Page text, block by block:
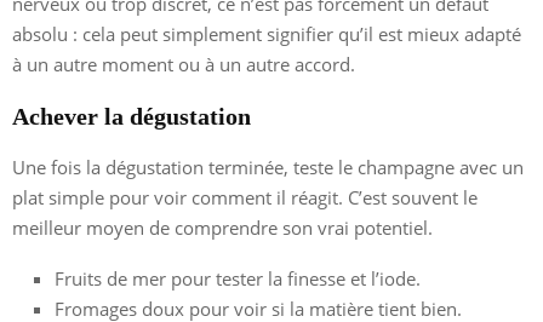
absolu : cela peut simplement signifier qu’il est mieux adapté
à un autre moment ou à un autre accord.
Achever la dégustation
Une fois la dégustation terminée, teste le champagne avec un
plat simple pour voir comment il réagit. C’est souvent le
meilleur moyen de comprendre son vrai potentiel.
Fruits de mer pour tester la finesse et l’iode.
Fromages doux pour voir si la matière tient bien.